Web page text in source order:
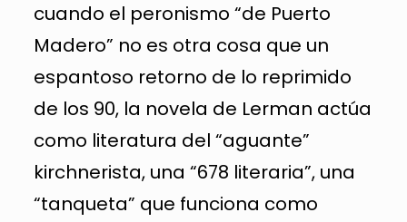
cuando el peronismo “de Puerto
Madero” no es otra cosa que un
espantoso retorno de lo reprimido
de los 90, la novela de Lerman actúa
como literatura del “aguante”
kirchnerista, una “678 literaria”, una
“tanqueta” que funciona como